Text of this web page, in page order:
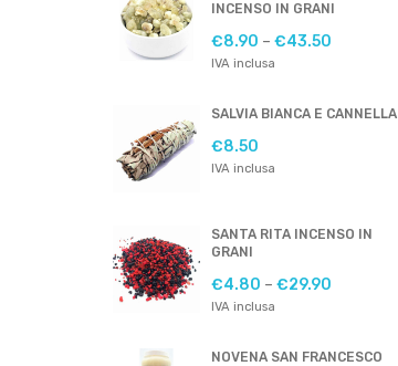
INCENSO IN GRANI
€8.90 – €43.50
IVA inclusa
SALVIA BIANCA E CANNELLA
€8.50
IVA inclusa
SANTA RITA INCENSO IN
GRANI
€4.80 – €29.90
IVA inclusa
NOVENA SAN FRANCESCO